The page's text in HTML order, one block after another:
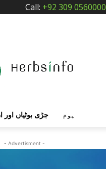
Call: +92 309 0560000
جڑی بوٹیاں ہوم
- Advertisment -